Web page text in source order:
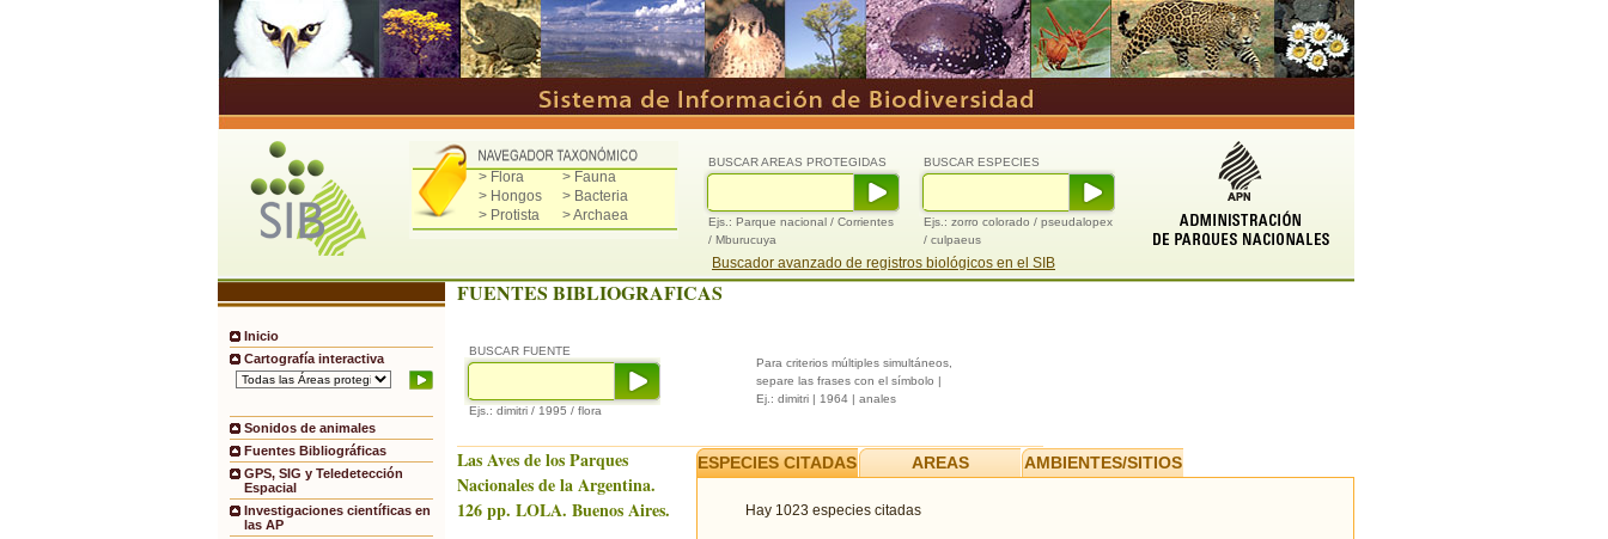
> Flora
> Fauna
> Hongos
> Bacteria
> Protista
> Archaea
BUSCAR ESPECIES
Ejs.: zorro colorado / pseudalopex
/ culpaeus
BUSCAR AREAS PROTEGIDAS
Ejs.: Parque nacional / Corrientes
/ Mburucuya
Buscador avanzado de registros biológicos en el SIB
Inicio
Cartografía interactiva
Sonidos de animales
Fuentes Bibliográficas
GPS, SIG y Teledetección
Espacial
Investigaciones científicas en
las AP
FUENTES BIBLIOGRAFICAS
BUSCAR FUENTE
Ejs.: dimitri / 1995 / flora
Para criterios múltiples simultáneos,
separe las frases con el símbolo |
Ej.: dimitri | 1964 | anales
Las Aves de los Parques
Nacionales de la Argentina.
126 pp. LOLA. Buenos Aires.
ESPECIES CITADAS AREAS AMBIENTES/SITIOS
Hay 1023 especies citadas